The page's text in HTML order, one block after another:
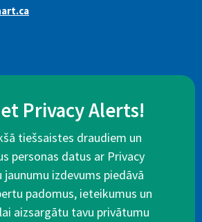
Privacy Alerts!
tiešsaistes draudiem un
personas datus ar Privacy
izdevums piedāvā
padomus, ieteikumus un
aizsargātu tavu privātumu